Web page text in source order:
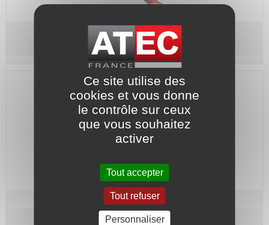
Pince isolée 1000 VGamme BETA
Tournevis isolé 1000 VPour vis à fente
Ce site utilise des
cookies et vous donne
le contrôle sur ceux
que vous souhaitez
activer
Tout accepter
Tout refuser
Personnaliser